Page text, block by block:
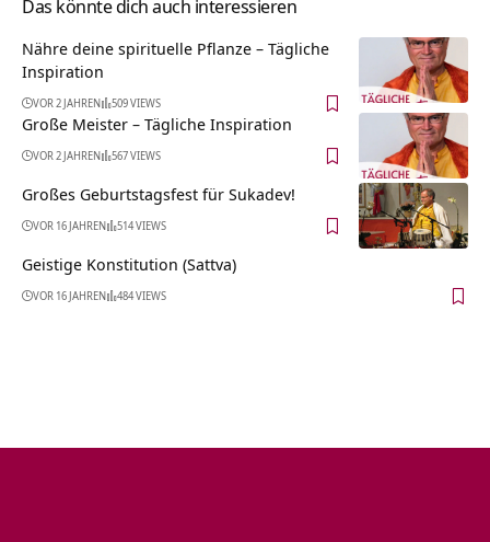
Das könnte dich auch interessieren
Nähre deine spirituelle Pflanze – Tägliche
Inspiration
VOR 2 JAHREN 509 VIEWS
Große Meister – Tägliche Inspiration
VOR 2 JAHREN 567 VIEWS
Großes Geburtstagsfest für Sukadev!
VOR 16 JAHREN 514 VIEWS
Geistige Konstitution (Sattva)
VOR 16 JAHREN 484 VIEWS